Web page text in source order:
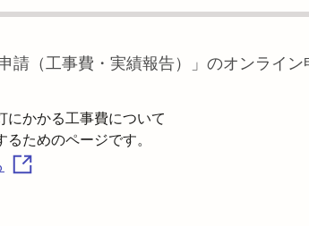
請（工事費・実績報告）
」のオンライ
にかかる工事費について